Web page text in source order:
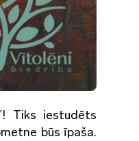
Tiks iestudēts
būs īpaša.